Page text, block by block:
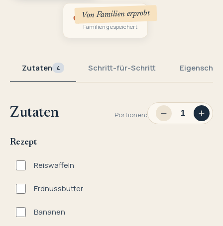
Von Familien erprobt
1
Familien gespeichert
Zutaten 4 Schritt-für-Schritt
Zutaten Portionen:
Rezept
Reiswaffeln
Erdnussbutter
Bananen